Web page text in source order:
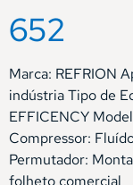
652
Marca: REFRION
indústria Tipo de
EFFICENCY
Compressor:
Permutador:
folheto comercial